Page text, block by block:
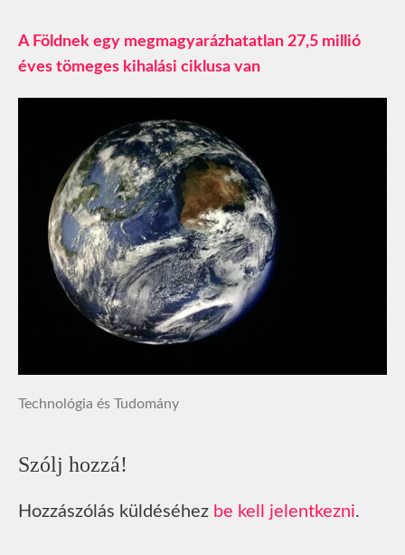
A Földnek egy megmagyarázhatatlan 27,5 millió
éves tömeges kihalási ciklusa van
Technológia és Tudomány
Szólj hozzá!
Hozzászólás küldéséhez be kell jelentkezni.